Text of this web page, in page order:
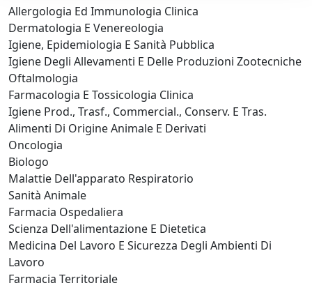
Allergologia Ed Immunologia Clinica
Dermatologia E Venereologia
Igiene, Epidemiologia E Sanità Pubblica
Igiene Degli Allevamenti E Delle Produzioni Zootecniche
Oftalmologia
Farmacologia E Tossicologia Clinica
Igiene Prod., Trasf., Commercial., Conserv. E Tras.
Alimenti Di Origine Animale E Derivati
Oncologia
Biologo
Malattie Dell'apparato Respiratorio
Sanità Animale
Farmacia Ospedaliera
Scienza Dell'alimentazione E Dietetica
Medicina Del Lavoro E Sicurezza Degli Ambienti Di
Lavoro
Farmacia Territoriale